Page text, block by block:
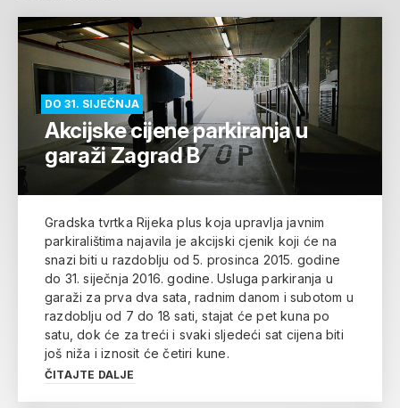
DO 31. SIJEČNJA
Akcijske cijene parkiranja u
garaži Zagrad B
Gradska tvrtka Rijeka plus koja upravlja javnim
parkiralištima najavila je akcijski cjenik koji će na
snazi biti u razdoblju od 5. prosinca 2015. godine
do 31. siječnja 2016. godine. Usluga parkiranja u
garaži za prva dva sata, radnim danom i subotom u
razdoblju od 7 do 18 sati, stajat će pet kuna po
satu, dok će za treći i svaki sljedeći sat cijena biti
još niža i iznosit će četiri kune.
ČITAJTE DALJE